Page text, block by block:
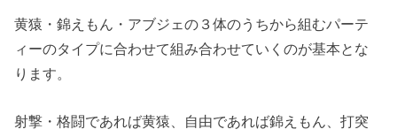
黄猿・錦えもん・アブジェの３体のうちから組むパーテ
ィーのタイプに合わせて組み合わせていくのが基本とな
ります。
射撃・格闘であれば黄猿、自由であれば錦えもん、打突